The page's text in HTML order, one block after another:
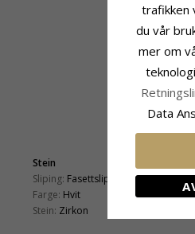
Stein
Sliping: Fasettslipt
Farge: Hvit
Stein: Zirkon
trafikken
du vår
mer om
Data